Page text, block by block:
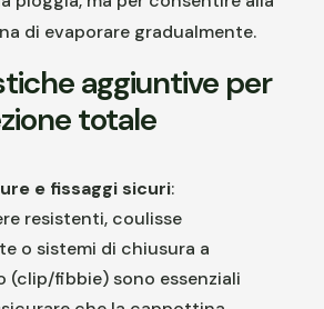
di evaporare gradualmente.
aggiuntive per
totale
e fissaggi sicuri:
resistenti, coulisse
o sistemi di chiusura a
(clip/fibbie) sono essenziali